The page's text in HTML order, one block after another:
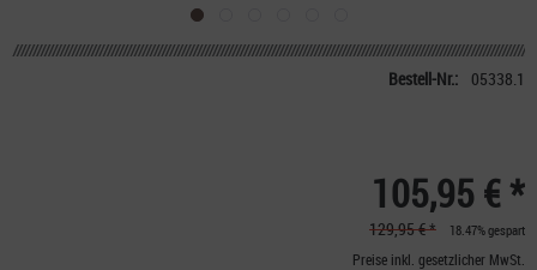
Bestell-Nr.: 05338.1
105,95 € *
129,95 € * 18.47% gespart
Preise inkl. gesetzlicher MwSt.